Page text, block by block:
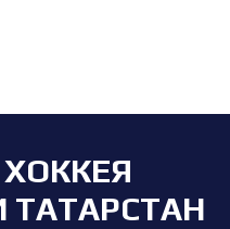
ТАТАРСТАН